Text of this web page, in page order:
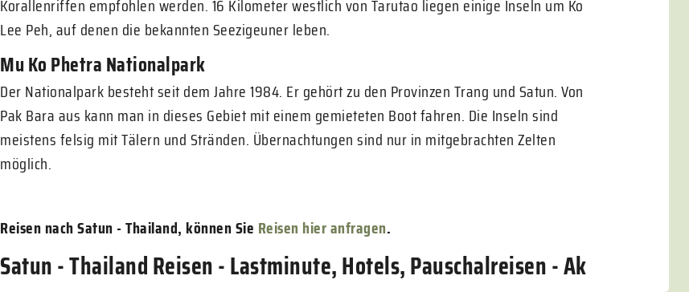
Korallenriffen empfohlen werden. 16 Kilometer westlich von Tarutao liegen einige Inseln um Ko
Lee Peh, auf denen die bekannten Seezigeuner leben.
Mu Ko Phetra Nationalpark
Der Nationalpark besteht seit dem Jahre 1984. Er gehört zu den Provinzen Trang und Satun. Von
Pak Bara aus kann man in dieses Gebiet mit einem gemieteten Boot fahren. Die Inseln sind
meistens felsig mit Tälern und Stränden. Übernachtungen sind nur in mitgebrachten Zelten
möglich.
Reisen nach Satun - Thailand, können Sie Reisen hier anfragen.
Satun - Thailand Reisen - Lastminute, Hotels, Pauschalreisen - Ak